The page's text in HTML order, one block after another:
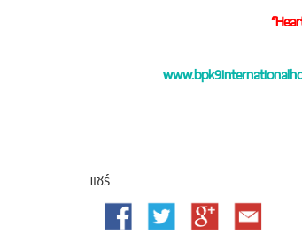
แชร์
Facebook Twitter
Google
Email